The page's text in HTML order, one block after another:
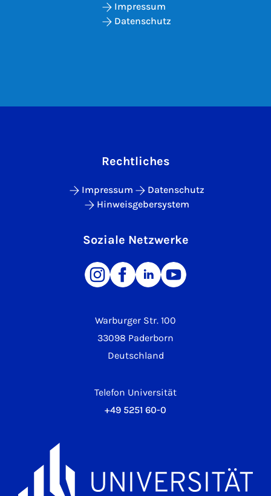
Impressum
Datenschutz
Warburger Str. 100
33098 Paderborn
Deutschland
Telefon Universität
+49 5251 60-0
Rechtliches
Impressum
Datenschutz
Hinweisgebersystem
Soziale Netzwerke